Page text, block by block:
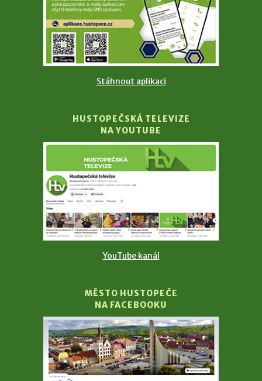
Stáhnout aplikaci
HUSTOPEČSKÁ TELEVIZE
NA YOUTUBE
YouTube kanál
MĚSTO HUSTOPEČE
NA FACEBOOKU